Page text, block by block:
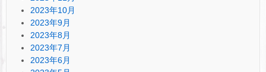
2023年10月
2023年9月
2023年8月
2023年7月
2023年6月